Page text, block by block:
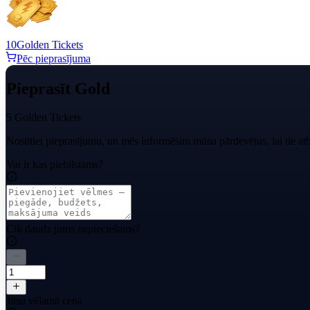
10Golden Tickets
Pēc pieprasījuma
Pieprasīt Gold
5 Golden Tickets
Nosūtiet pieprasījumu, un mēs informēsim mūsu pārdevējus, lai tie
Vai ir kas piebilstams?
Cik daudz jums nepieciešams?
Jūsu vēlamā cena